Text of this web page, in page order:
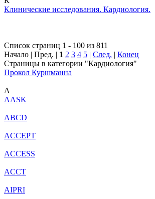
Клинические исследования. Кардиология.
Список страниц 1 - 100 из 811
Начало | Пред. | 1 2 3 4 5 | След. | Конец
Страницы в категории "Кардиология"
Прокол Куршманна
A
AASK
ABCD
ACCEPT
ACCESS
ACCT
AIPRI